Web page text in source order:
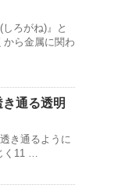
ろがね)』と
から金属に関わ
き通る透明
き通るように
く11 …